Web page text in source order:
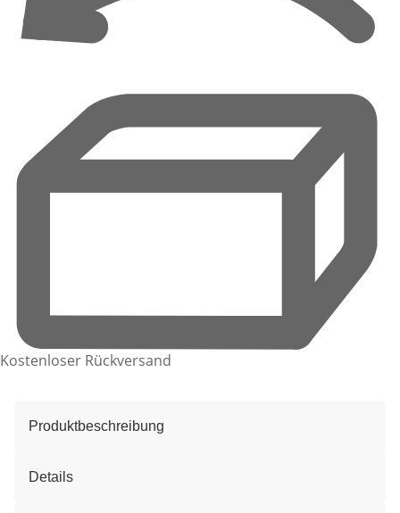
Kostenloser Rückversand
Produktbeschreibung
Details